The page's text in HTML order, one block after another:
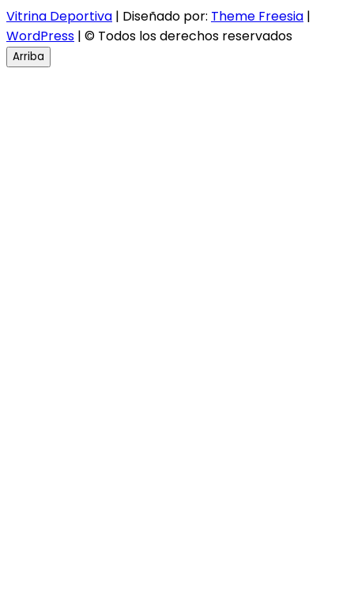
Vitrina Deportiva | Diseñado por: Theme Freesia |
WordPress | © Todos los derechos reservados
Arriba